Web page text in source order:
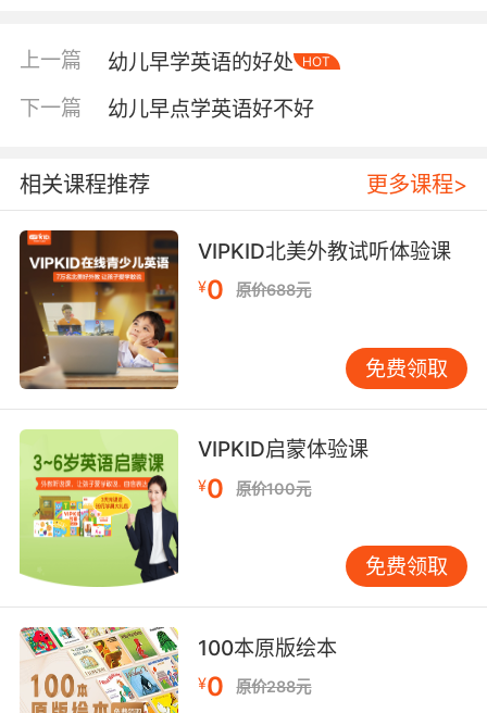
至相互促进。双语儿童在认知灵活性、问题解决
能力等方面往往表现出优势。当然，这需要家长
注意两种语言的输入质量，确保孩子有足够机会
使用母语。 不过，早期英语学习确实存在潜在风
失去兴趣。若家长过于焦虑，过早要求孩子认
字、背单词、学语法，将语言学习变成枯燥任
务，孩子可能产生抵触情绪。另一风险是语言环
境的持续性不足。语言学习需要经常性刺激和运
用，若只是偶尔上课而平时全无接触，效果会大
打折扣。 成功的关键往往不在于开始年龄多早，
而在于学习方式是否符合孩子的心理特点。一个4
岁孩子，若每天能在父母陪伴下听15分钟英文故
事，玩20分钟英语游戏，一年积累的听力词汇可
能超过500个，且对英语保持浓厚兴趣。相反，
若同龄孩子每周被逼上两节枯燥语法课，可能很
快就开始讨厌英语。 对于不同年龄段幼儿，英语
启蒙重点应有所不同。0-2岁宝宝，主要提供丰富
的语言输入，让其熟悉英语的声音模式。2-4岁
幼儿，可开始简单互动，如指认物品、执行指
令。4-6岁孩子，可进行更有主题性的学习，如
通过绘本故事学习相关词汇，或通过角色扮演练
习简单对话。 家长在孩子的早期英语学习中扮演
着至关重要的角色。你们无需是英语专家，但需
上一篇 幼儿早学英语的好处 HOT
下一篇 幼儿早点学英语好不好
相关课程推荐 更多课程>
VIPKID北美外教试听体验课
¥0 原价688元
免费领取
VIPKID启蒙体验课
¥0 原价100元
免费领取
100本原版绘本
¥0 原价288元